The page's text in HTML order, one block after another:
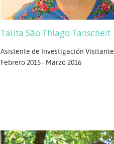
Talita São Thiago Tanscheit
Asistente de Investigación Visitante,
Febrero 2015 - Marzo 2016